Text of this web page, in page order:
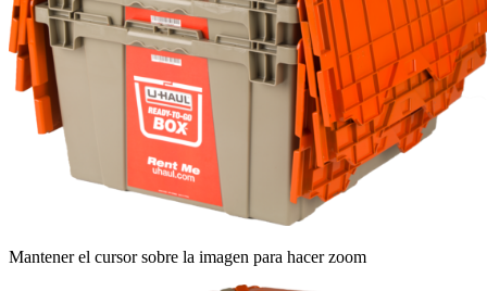
Mantener el cursor sobre la imagen para hacer zoom